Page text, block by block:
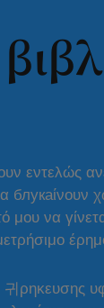
εντελώς
μου να
귀ρηκευσης